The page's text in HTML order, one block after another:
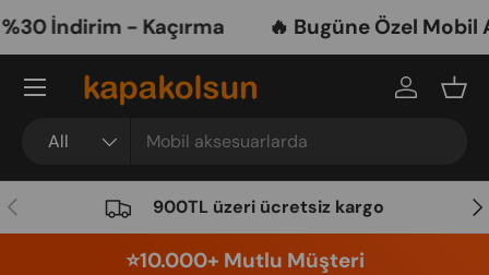
Skip to content
İndirim - Kaçırma 🔥 Bugüne Özel Mobil
All
Log in
Menu
Previous 900TL üzeri ücretsiz kargo
⭐️10.000+ Mutlu Müşteri